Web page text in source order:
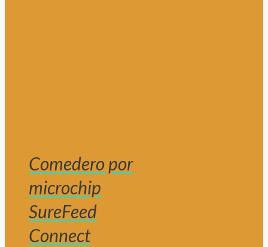
Comedero por
microchip
SureFeed
Connect